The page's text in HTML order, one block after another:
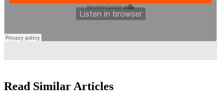
Read Similar Articles